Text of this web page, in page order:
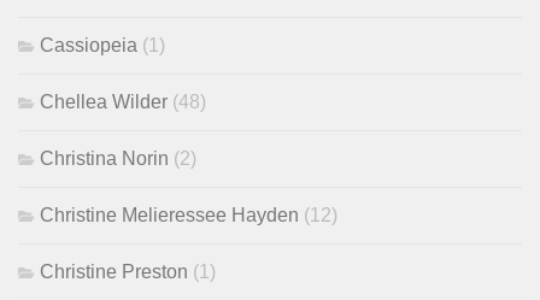
Cassiopeia (1)
Chellea Wilder (48)
Christina Norin (2)
Christine Melieressee Hayden (12)
Christine Preston (1)